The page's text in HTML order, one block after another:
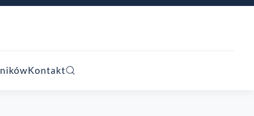
Kontakt